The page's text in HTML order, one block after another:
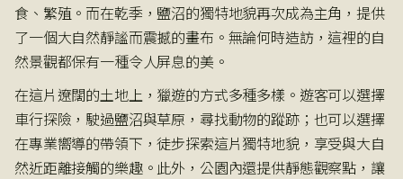
食、繁殖。而在乾季，鹽沼的獨特地貌再次成為主角，提供
了一個大自然靜謐而震撼的畫布。無論何時造訪，這裡的自
然景觀都保有一種令人屏息的美。
在這片遼闊的土地上，獵遊的方式多種多樣。遊客可以選擇
車行探險，駛過鹽沼與草原，尋找動物的蹤跡；也可以選擇
在專業嚮導的帶領下，徒步探索這片獨特地貌，享受與大自
然近距離接觸的樂趣。此外，公園內還提供靜態觀察點，讓